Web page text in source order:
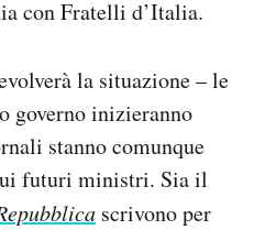
con Fratelli d’Italia.
la situazione – le
governo inizieranno
stanno comunque
futuri ministri. Sia il
scrivono per